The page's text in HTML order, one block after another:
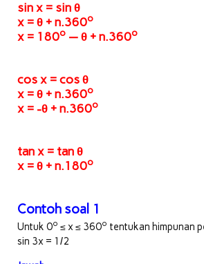
sin x = sin θ
x = θ + n.360o
x = 180o — θ + n.360o
cos x = cos θ
x = θ + n.360o
x = -θ + n.360o
tan x = tan θ
x = θ + n.180o
Contoh soal 1
Untuk 0o ≤ x ≤ 360o tentukan himpunan
sin 3x = 1/2